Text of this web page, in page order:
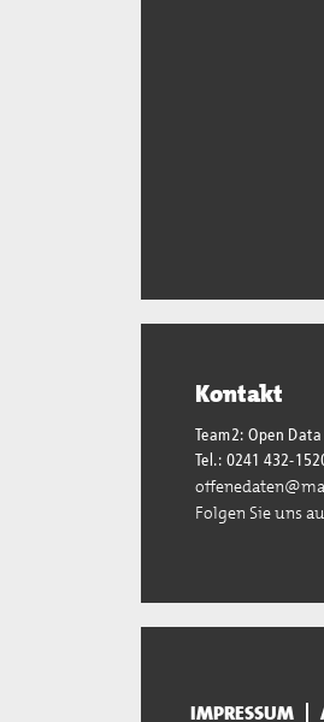
Kontakt
Team2: Open Data
Tel.: 0241 432-
Folgen Sie uns
IMPRESSUM